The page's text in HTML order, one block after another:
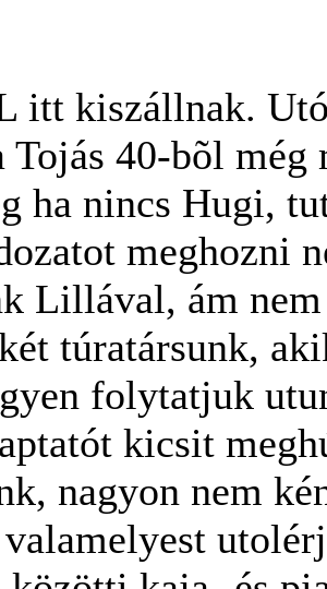
itt kiszállnak.
Tojás 40-bõl
ha nincs Hugi,
meghozni
Lillával, ám
túratársunk,
folytatjuk
kicsit
nagyon nem